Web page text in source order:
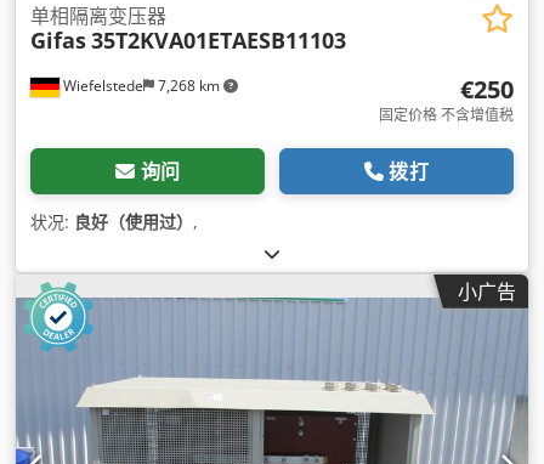
Wiefelstede 7,268 km
单相隔离变压器
Gifas35T2KVA01ETAESB11103
€250
固定价格 不含增值税
询问 拨打
状况: 良好（使用过） ,
小广告